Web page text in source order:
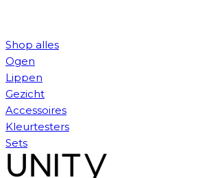
Shop alles
Ogen
Lippen
Gezicht
Accessoires
Kleurtesters
Sets